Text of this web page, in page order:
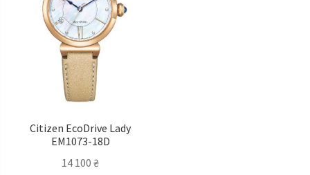
Citizen EcoDrive Lady
EM1073-18D
14 100₴